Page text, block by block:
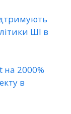
ШІ в
на 2000%
в